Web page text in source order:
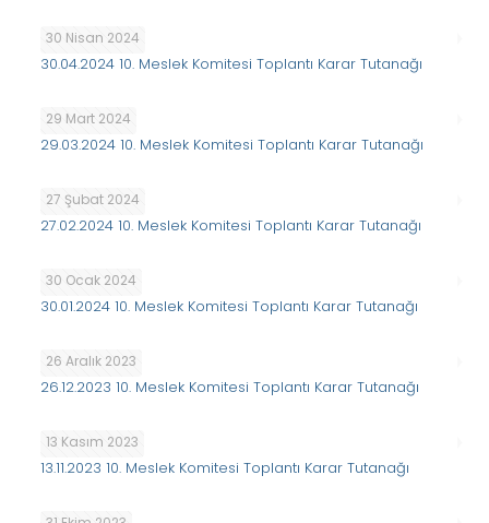
30 Nisan 2024
30.04.2024 10. Meslek Komitesi Toplantı Karar Tutanağı
29 Mart 2024
29.03.2024 10. Meslek Komitesi Toplantı Karar Tutanağı
27 Şubat 2024
27.02.2024 10. Meslek Komitesi Toplantı Karar Tutanağı
30 Ocak 2024
30.01.2024 10. Meslek Komitesi Toplantı Karar Tutanağı
26 Aralık 2023
26.12.2023 10. Meslek Komitesi Toplantı Karar Tutanağı
13 Kasım 2023
13.11.2023 10. Meslek Komitesi Toplantı Karar Tutanağı